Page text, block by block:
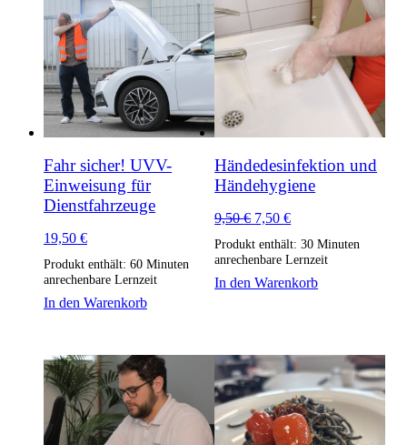
Fahr sicher! UVV-
Einweisung für
Dienstfahrzeuge
19,50 €
Produkt enthält: 60 Minuten
anrechenbare Lernzeit
In den Warenkorb
Händedesinfektion und
Händehygiene
9,50€ Ursprünglicher
war:
9,50 €
7,50€Aktueller
ist:
7,50 €.
Produkt enthält: 30Minuten
anrechenbare Lernzeit
In den Warenkorb